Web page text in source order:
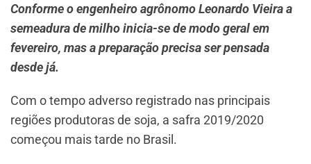
Conforme o engenheiro agrônomo Leonardo Vieira a
semeadura de milho inicia-se de modo geral em
fevereiro, mas a preparação precisa ser pensada
desde já.
Com o tempo adverso registrado nas principais
regiões produtoras de soja, a safra 2019/2020
começou mais tarde no Brasil.